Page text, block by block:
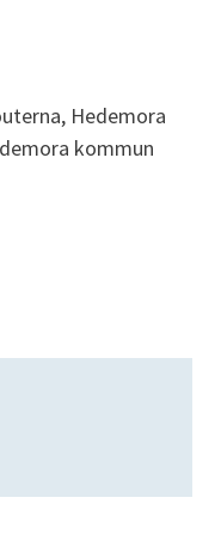
Hedemora
kommun